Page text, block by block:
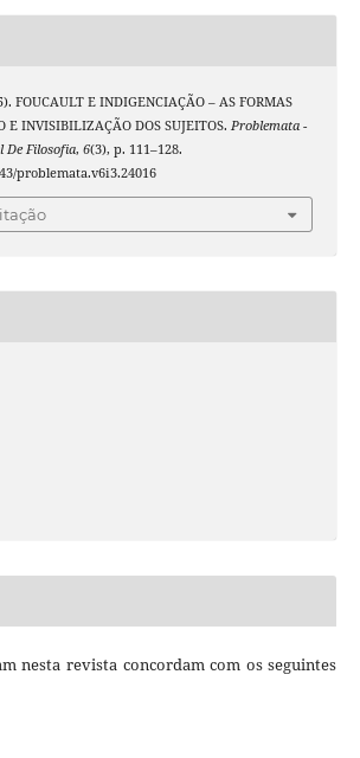
FOUCAULT E INDIGENCIAÇÃO – AS FORMAS
E INVISIBILIZAÇÃO DOS SUJEITOS. Problemata -
De Filosofia, 6(3), p. 111–128.
problemata.v6i3.24016
nesta revista concordam com os seguintes